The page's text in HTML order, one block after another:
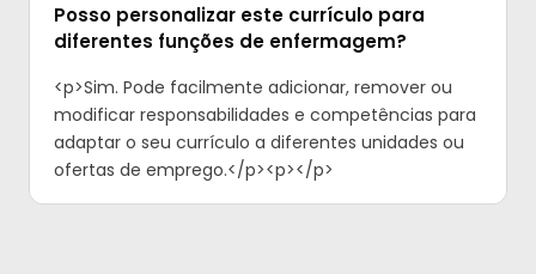
Posso personalizar este currículo para
diferentes funções de enfermagem?
<p>Sim. Pode facilmente adicionar, remover ou
modificar responsabilidades e competências para
adaptar o seu currículo a diferentes unidades ou
ofertas de emprego.</p><p>‍</p>